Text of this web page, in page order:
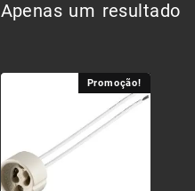
Apenas um resultado
Promoção!